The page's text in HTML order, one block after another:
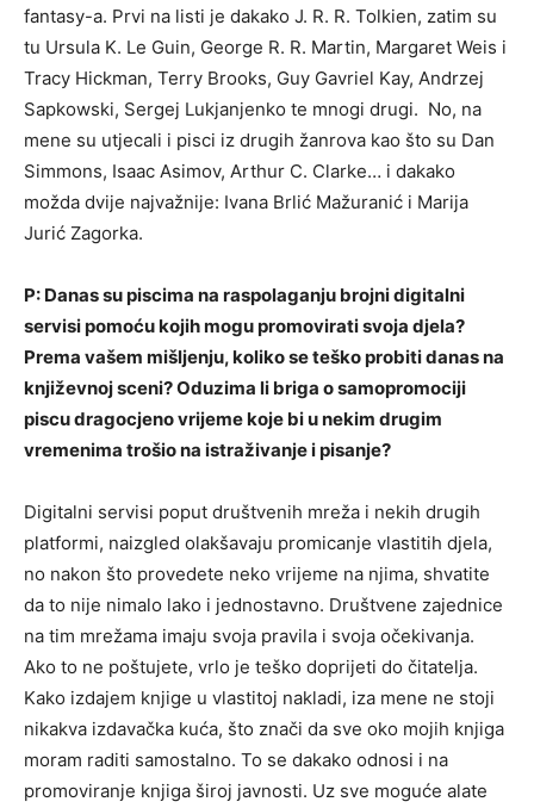
fantasy-a. Prvi na listi je dakako J. R. R. Tolkien, zatim su
tu Ursula K. Le Guin, George R. R. Martin, Margaret Weis i
Tracy Hickman, Terry Brooks, Guy Gavriel Kay, Andrzej
Sapkowski, Sergej Lukjanjenko te mnogi drugi. No, na
mene su utjecali i pisci iz drugih žanrova kao što su Dan
Simmons, Isaac Asimov, Arthur C. Clarke… i dakako
možda dvije najvažnije: Ivana Brlić Mažuranić i Marija
Jurić Zagorka.
P: Danas su piscima na raspolaganju brojni digitalni
servisi pomoću kojih mogu promovirati svoja djela?
Prema vašem mišljenju, koliko se teško probiti danas na
književnoj sceni? Oduzima li briga o samopromociji
piscu dragocjeno vrijeme koje bi u nekim drugim
vremenima trošio na istraživanje i pisanje?
Digitalni servisi poput društvenih mreža i nekih drugih
platformi, naizgled olakšavaju promicanje vlastitih djela,
no nakon što provedete neko vrijeme na njima, shvatite
da to nije nimalo lako i jednostavno. Društvene zajednice
na tim mrežama imaju svoja pravila i svoja očekivanja.
Ako to ne poštujete, vrlo je teško doprijeti do čitatelja.
Kako izdajem knjige u vlastitoj nakladi, iza mene ne stoji
nikakva izdavačka kuća, što znači da sve oko mojih knjiga
moram raditi samostalno. To se dakako odnosi i na
promoviranje knjiga široj javnosti. Uz sve moguće alate